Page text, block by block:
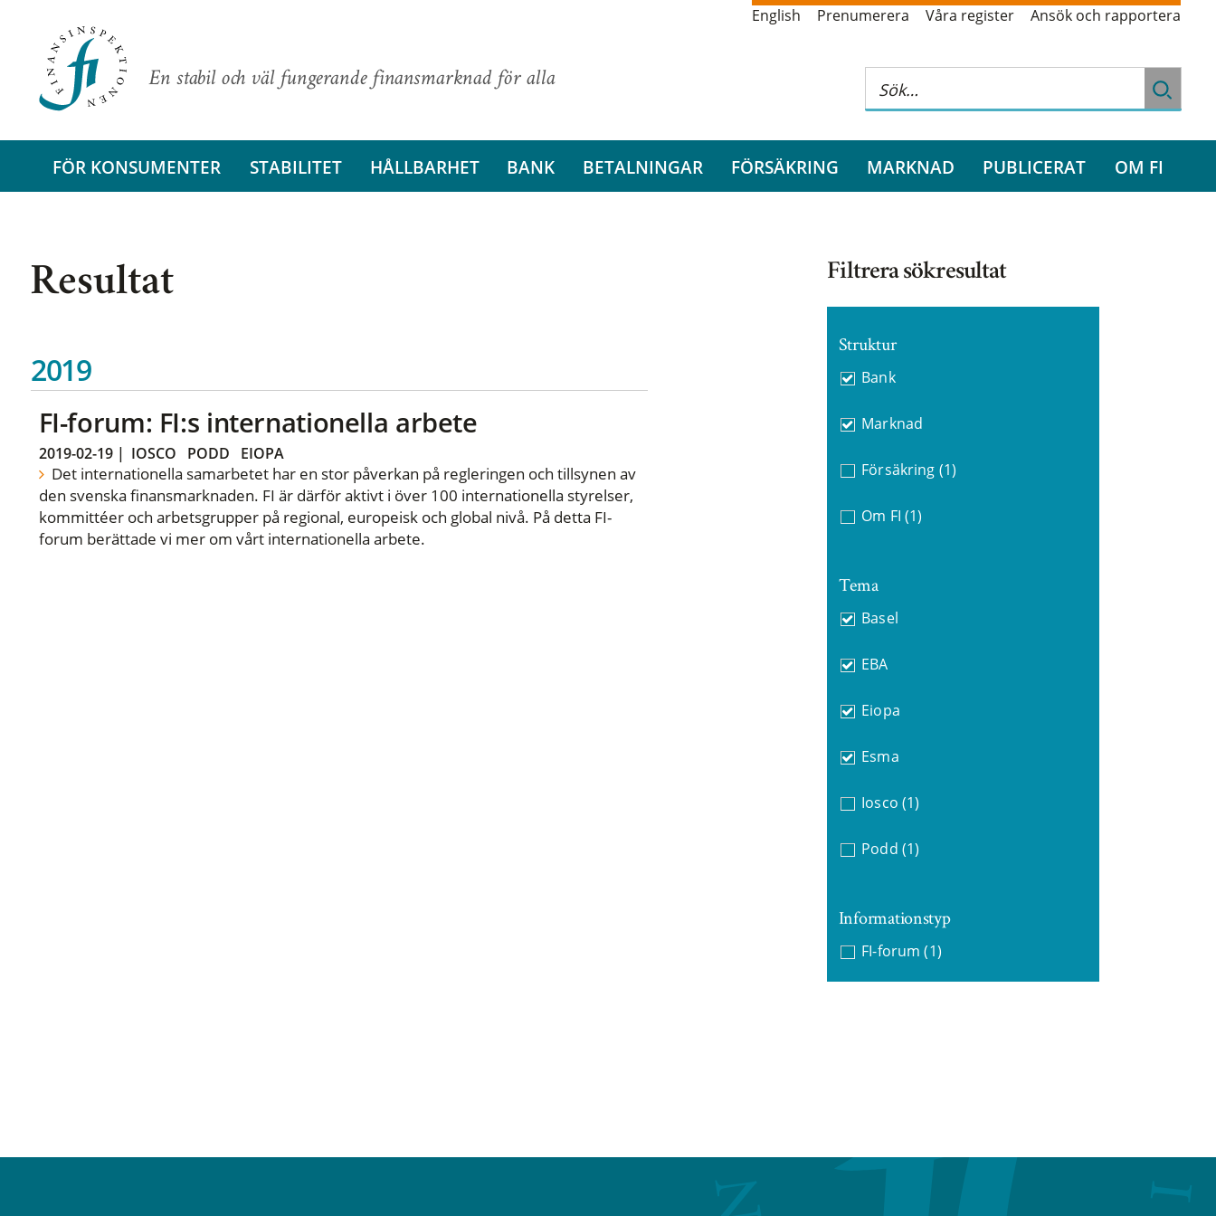
En stabil och väl fungerande finansmarknad för alla
English Prenumerera Våra register Ansök och rapportera
FÖR KONSUMENTER STABILITET HÅLLBARHET BANK BETALNINGAR FÖRSÄKRING MARKNAD PUBLICERAT OM FI
Resultat
2019
FI-forum: FI:s internationella arbete
2019-02-19| IOSCO PODD EIOPA
Det internationella samarbetet har en stor påverkan på regleringen och tillsynen av
den svenska finansmarknaden. FI är därför aktivt i över 100 internationella styrelser,
kommittéer och arbetsgrupper på regional, europeisk och global nivå. På detta FI-
forum berättade vi mer om vårt internationella arbete.
Filtrera sökresultat
Struktur
Bank
Marknad
Försäkring (1)
Om FI (1)
Tema
Basel
EBA
Eiopa
Esma
Iosco (1)
Podd (1)
Informationstyp
FI-forum (1)